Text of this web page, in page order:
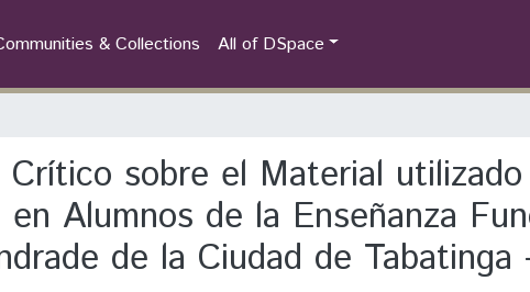
& Collections All of DSpace
sobre el Material utilizado
en Alumnos de la Enseñanza
de la Ciudad de